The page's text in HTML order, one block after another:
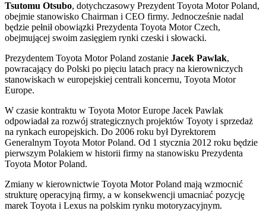
Tsutomu Otsubo, dotychczasowy Prezydent Toyota Motor Poland,
obejmie stanowisko Chairman i CEO firmy. Jednocześnie nadal
będzie pełnił obowiązki Prezydenta Toyota Motor Czech,
obejmującej swoim zasięgiem rynki czeski i słowacki.
Prezydentem Toyota Motor Poland zostanie Jacek Pawlak,
powracający do Polski po pięciu latach pracy na kierowniczych
stanowiskach w europejskiej centrali koncernu, Toyota Motor
Europe.
W czasie kontraktu w Toyota Motor Europe Jacek Pawlak
odpowiadał za rozwój strategicznych projektów Toyoty i sprzedaż
na rynkach europejskich. Do 2006 roku był Dyrektorem
Generalnym Toyota Motor Poland. Od 1 stycznia 2012 roku będzie
pierwszym Polakiem w historii firmy na stanowisku Prezydenta
Toyota Motor Poland.
Zmiany w kierownictwie Toyota Motor Poland mają wzmocnić
strukturę operacyjną firmy, a w konsekwencji umacniać pozycję
marek Toyota i Lexus na polskim rynku motoryzacyjnym.